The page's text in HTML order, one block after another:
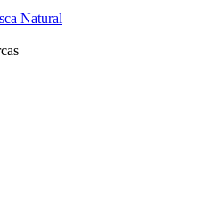
Natural